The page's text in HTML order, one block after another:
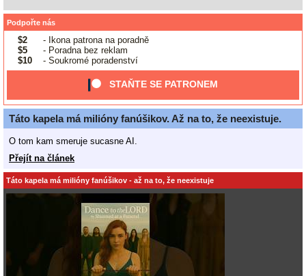
Podpořte nás
$2
- Ikona patrona na poradně
$5
- Poradna bez reklam
$10
- Soukromé poradenství
STAŇTE SE PATRONEM
Táto kapela má milióny fanúšikov. Až na to, že neexistuje.
O tom kam smeruje sucasne AI.
Přejít na článek
Táto kapela má milióny fanúšikov - až na to, že neexistuje